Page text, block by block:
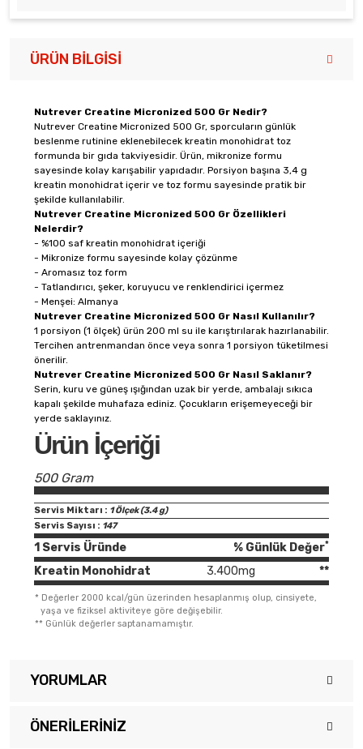
ÜRÜN BILGISI
Nutrever Creatine Micronized 500 Gr Nedir?
Nutrever Creatine Micronized 500 Gr, sporcuların günlük
beslenme rutinine eklenebilecek kreatin monohidrat toz
formunda bir gıda takviyesidir. Ürün, mikronize formu
sayesinde kolay karışabilir yapıdadır. Porsiyon başına 3,4 g
kreatin monohidrat içerir ve toz formu sayesinde pratik bir
şekilde kullanılabilir.
Nutrever Creatine Micronized 500 Gr Özellikleri
Nelerdir?
- %100 saf kreatin monohidrat içeriği
- Mikronize formu sayesinde kolay çözünme
- Aromasız toz form
- Tatlandırıcı, şeker, koruyucu ve renklendirici içermez
- Menşei: Almanya
Nutrever Creatine Micronized 500 Gr Nasıl Kullanılır?
1 porsiyon (1 ölçek) ürün 200 ml su ile karıştırılarak hazırlanabilir.
Tercihen antrenmandan önce veya sonra 1 porsiyon tüketilmesi
önerilir.
Nutrever Creatine Micronized 500 Gr Nasıl Saklanır?
Serin, kuru ve güneş ışığından uzak bir yerde, ambalajı sıkıca
kapalı şekilde muhafaza ediniz. Çocukların erişemeyeceği bir
yerde saklayınız.
Ürün İçeriği
500 Gram
Servis Miktarı : 1 Ölçek (3.4 g)
Servis Sayısı : 147
1 Servis Üründe % Günlük Değer*
3.400mg **
Kreatin Monohidrat
* Değerler 2000 kcal/gün üzerinden hesaplanmış olup, cinsiyete,
yaşa ve fiziksel aktiviteye göre değişebilir.
** Günlük değerler saptanamamıştır.
YORUMLAR
Bu ürüne ilk yorumu siz yapın!
ÖNERILERINIZ